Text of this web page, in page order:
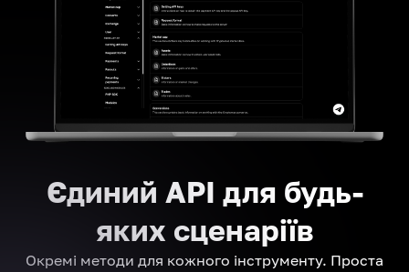
Єдиний API для будь-
яких сценаріїв
Окремі методи для кожного інструменту. Проста